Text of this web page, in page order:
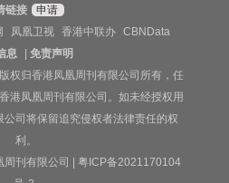
链接
申请
凤凰卫视 香港中联办
CBNData
息
|免责声明
权归香港凤凰周刊有限公司所有，任
港凤凰周刊有限公司。如未经授权用
司将保留追究侵权者法律责任的权
利。
刊有限公司 | 粤ICP备2021170104